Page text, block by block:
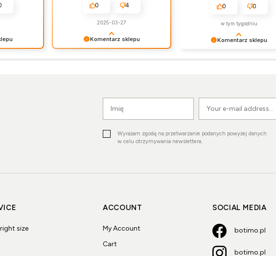
Komentarz sklepu
troche wąskie, myślę ze z czasem
w Polsce. Jestem na ten moment
zadowolona z zakupu.
0 4
2025-03-27
Komentarz sklepu
do nas wrócisz :) Pozdrawiamy
0 0
w tym tygodniu
Wyrażam zgodę na przetwarzanie podanych powyżej danych
w celu otrzymywania newslettera.
size
ACCOUNT
My Account
Cart
SOCIAL MEDIA
botimo.pl
botimo.pl